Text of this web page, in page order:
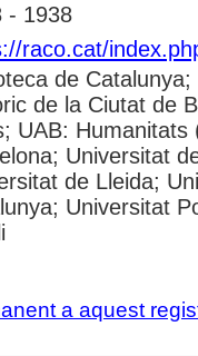
- 1938
raco.cat/
de
de la Ciutat de
UAB:
Universitat
de Lleida;
Universitat
a aquest